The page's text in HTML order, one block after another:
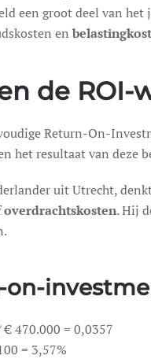
een groot deel van
en
de
Return-On-
het resultaat van deze
uit Utrecht,
overdrachtskosten. Hij
on-
470.000 = 0,0357
= 3,57%